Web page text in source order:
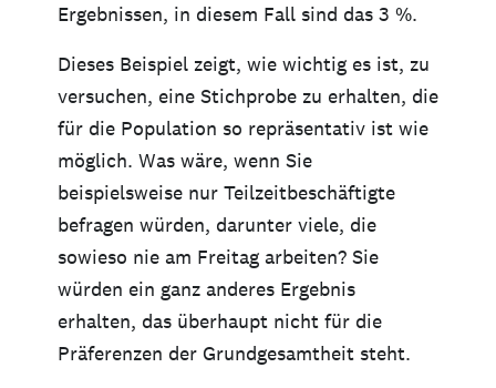
Ergebnissen, in diesem Fall sind das 3 %.
Dieses Beispiel zeigt, wie wichtig es ist, zu
versuchen, eine Stichprobe zu erhalten, die
für die Population so repräsentativ ist wie
möglich. Was wäre, wenn Sie
beispielsweise nur Teilzeitbeschäftigte
befragen würden, darunter viele, die
sowieso nie am Freitag arbeiten? Sie
würden ein ganz anderes Ergebnis
erhalten, das überhaupt nicht für die
Präferenzen der Grundgesamtheit steht.